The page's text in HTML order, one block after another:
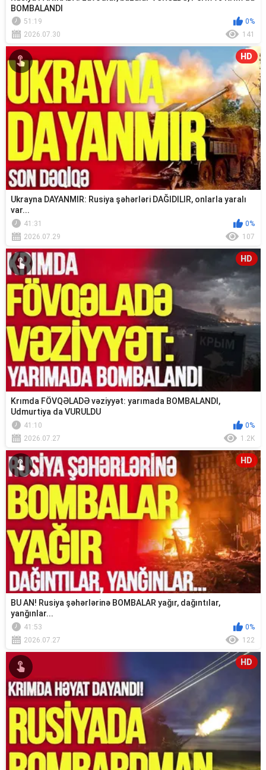
BOMBALANDI
51:19
0%
2026.07.30
141
HD
Ukrayna DAYANMIR: Rusiya şəhərləri DAĞIDILIR, onlarla yaralı
var...
41:31
0%
2026.07.29
107
HD
Krımda FÖVQƏLADƏ vəziyyət: yarımada BOMBALANDI,
Udmurtiya da VURULDU
41:10
0%
2026.07.27
1.2K
HD
BU AN! Rusiya şəhərlərinə BOMBALAR yağır, dağıntılar,
yanğınlar...
41:53
0%
2026.07.27
122
HD